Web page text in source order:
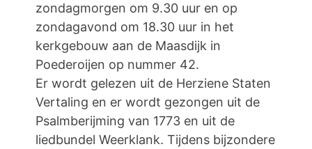
zondagmorgen om 9.30 uur en op
zondagavond om 18.30 uur in het
kerkgebouw aan de Maasdijk in
Poederoijen op nummer 42.
Er wordt gelezen uit de Herziene Staten
Vertaling en er wordt gezongen uit de
Psalmberijming van 1773 en uit de
liedbundel Weerklank. Tijdens bijzondere